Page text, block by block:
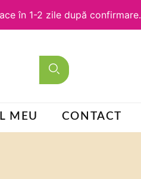
în 1-2 zile după confirmare.
MEU CONTACT